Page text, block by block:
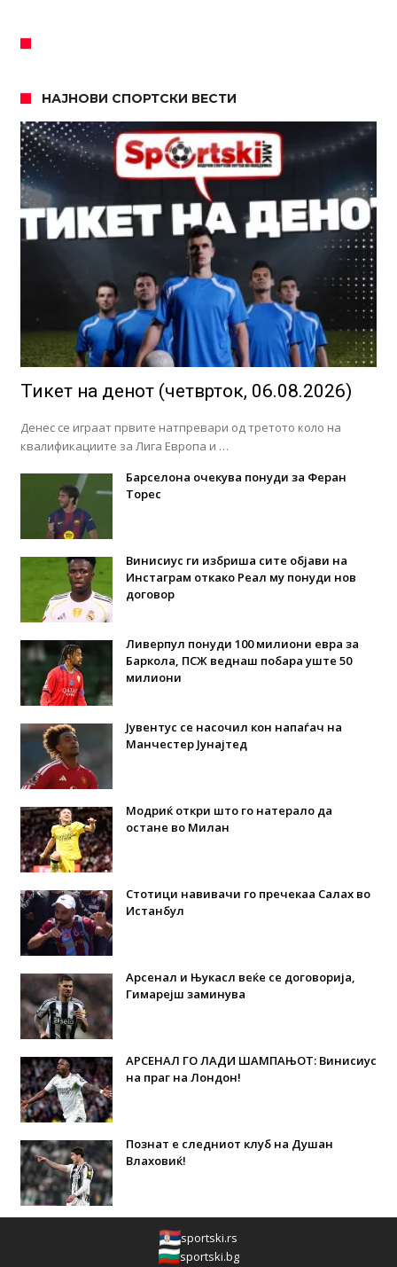
НАЈНОВИ СПОРТСКИ ВЕСТИ
Тикет на денот (четврток, 06.08.2026)
Денес се играат првите натпревари од третото коло на
квалификациите за Лига Европа и …
Барселона очекува понуди за Феран
Торес
Винисиус ги избриша сите објави на
Инстаграм откако Реал му понуди нов
договор
Ливерпул понуди 100 милиони евра за
Баркола, ПСЖ веднаш побара уште 50
милиони
Јувентус се насочил кон напаѓач на
Манчестер Јунајтед
Модриќ откри што го натерало да
остане во Милан
Стотици навивачи го пречекаа Салах во
Истанбул
Арсенал и Њукасл веќе се договорија,
Гимарејш заминува
АРСЕНАЛ ГО ЛАДИ ШАМПАЊОТ: Винисиус
на праг на Лондон!
Познат е следниот клуб на Душан
Влаховиќ!
sportski.rs
sportski.bg